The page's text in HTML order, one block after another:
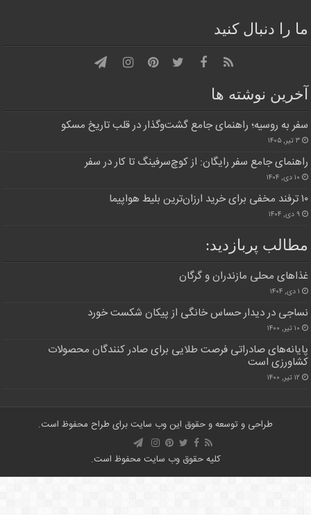
را دنبال کنید
نوشته ها
به روسیه؛ راهنمای جامع گشت‌وگذار در قلب تاریخ مسکو
۳ تیر, ۱۴۰۵
جامع سفر رایگان: از کوچ‌سرفینگ تا کار در سفر
۱۰ دی, ۱۴۰۴
بلیط هواپیما
۹ دی, ۱۴۰۴
پربازدید:
محلی مازندران و گرگان
۱ دی, ۱۴۰۴
در دیدار حساس خانگی از پیکان شکست خورد
۱۰ تیر, ۱۴۰۰
صادراتی فرصت طلایی برای صادر کنندگان محصولات
است
۱۲ تیر, ۱۴۰۰
طراحی و توسعه و حقوق این وب سایت برای طراح محفوظ است.
کلیه حقوق وب سایت محفوظ است.